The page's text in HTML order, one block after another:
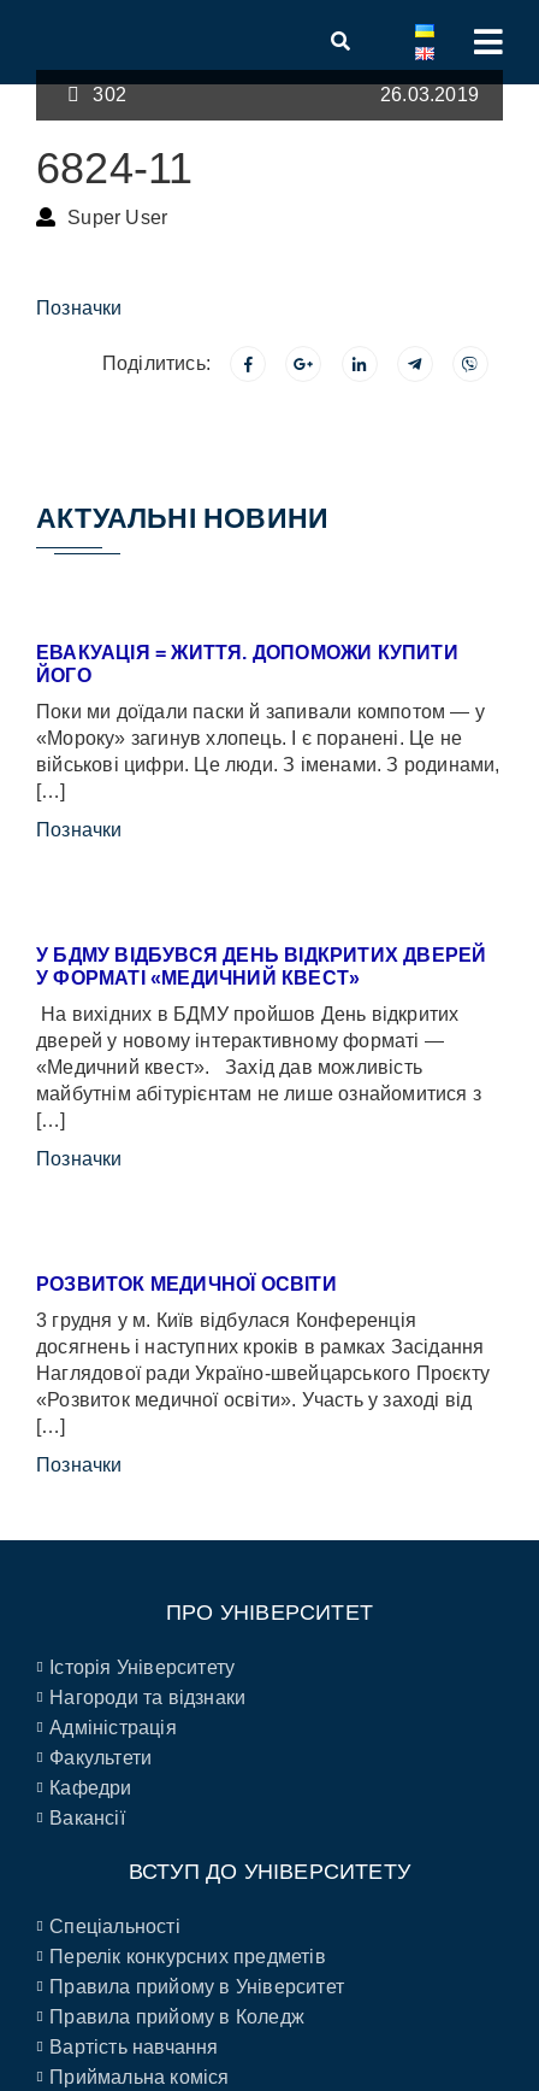
302 26.03.2019
6824-11
Super User
Позначки
Поділитись:
АКТУАЛЬНІ НОВИНИ
ЕВАКУАЦІЯ = ЖИТТЯ. ДОПОМОЖИ КУПИТИ
ЙОГО
Поки ми доїдали паски й запивали компотом — у
«Мороку» загинув хлопець. І є поранені. Це не
військові цифри. Це люди. З іменами. З родинами,
[…]
Позначки
У БДМУ ВІДБУВСЯ ДЕНЬ ВІДКРИТИХ ДВЕРЕЙ
У ФОРМАТІ «МЕДИЧНИЙ КВЕСТ»
На вихідних в БДМУ пройшов День відкритих
дверей у новому інтерактивному форматі —
«Медичний квест». Захід дав можливість
майбутнім абітурієнтам не лише ознайомитися з
[…]
Позначки
РОЗВИТОК МЕДИЧНОЇ ОСВІТИ
3 грудня у м. Київ відбулася Конференція
досягнень і наступних кроків в рамках Засідання
Наглядової ради Україно-швейцарського Проєкту
«Розвиток медичної освіти». Участь у заході від
[…]
Позначки
ПРО УНІВЕРСИТЕТ
Історія Університету
Нагороди та відзнаки
Адміністрація
Факультети
Кафедри
Вакансії
ВСТУП ДО УНІВЕРСИТЕТУ
Спеціальності
Перелік конкурсних предметів
Правила прийому в Університет
Правила прийому в Коледж
Вартість навчання
Приймальна коміся